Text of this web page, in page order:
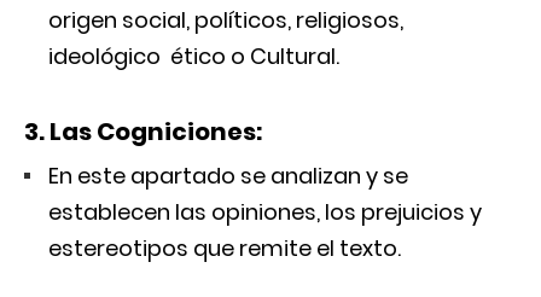
origen social, políticos, religiosos,
ideológico ético o Cultural.
3. Las Cogniciones:
En este apartado se analizan y se
establecen las opiniones, los prejuicios y
estereotipos que remite el texto.